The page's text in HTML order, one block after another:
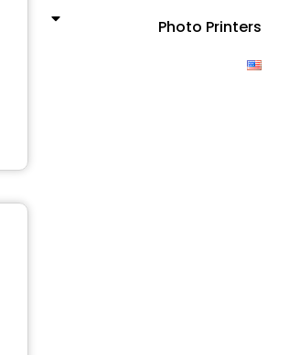
Photo Printers